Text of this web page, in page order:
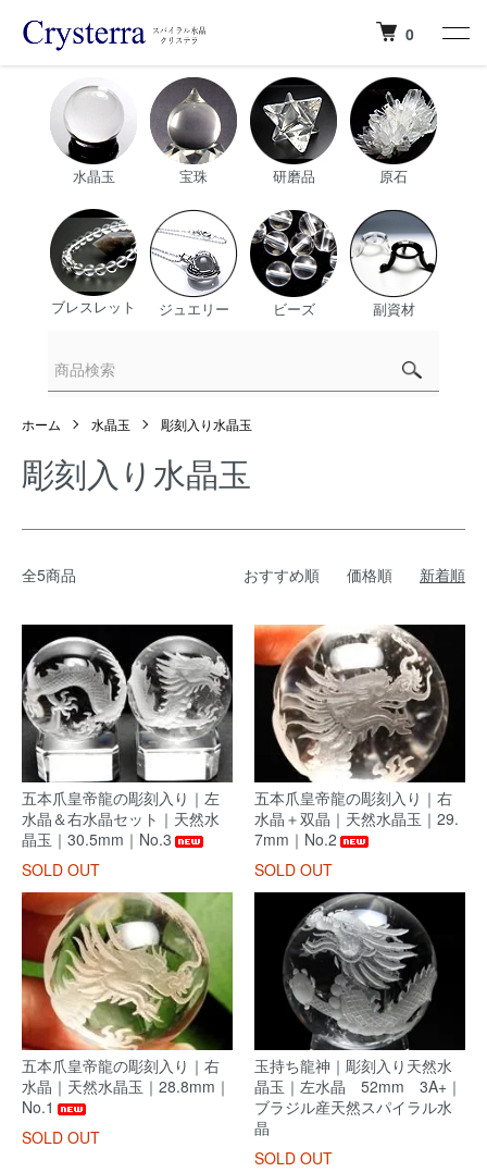
0
水晶玉 宝珠 研磨品 原石
ブレスレット ジュエリー ビーズ 副資材
ホーム 水晶玉 彫刻入り水晶玉
彫刻入り水晶玉
全5商品 おすすめ順 価格順 新着順
五本爪皇帝龍の彫刻入り｜左
水晶＆右水晶セット｜天然水
晶玉｜30.5mm｜No.3
SOLD OUT
五本爪皇帝龍の彫刻入り｜右
水晶＋双晶｜天然水晶玉｜29.
7mm｜No.2
SOLD OUT
五本爪皇帝龍の彫刻入り｜右
水晶｜天然水晶玉｜28.8mm｜
No.1
SOLD OUT
玉持ち龍神｜彫刻入り天然水
晶玉｜左水晶 52mm 3A+｜
ブラジル産天然スパイラル水
晶
SOLD OUT